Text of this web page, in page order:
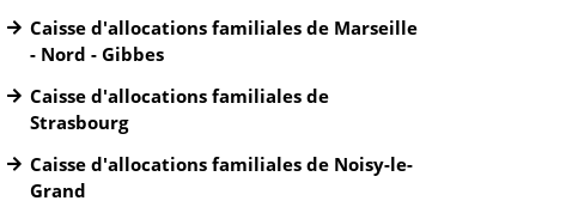
Caisse d'allocations familiales de Marseille
- Nord - Gibbes
Caisse d'allocations familiales de
Strasbourg
Caisse d'allocations familiales de Noisy-le-
Grand